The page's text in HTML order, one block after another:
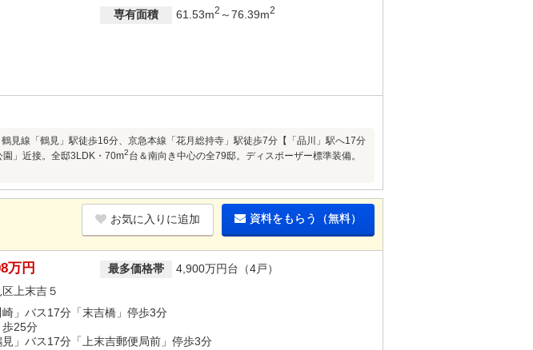
専有面積 61.53m2 ～76.39m2
見線「鶴見」駅徒歩16分、京急本線「花月総持寺」駅徒歩7分【「品川」駅へ17分
」近接。全邸3LDK・70m2台＆南向き中心の全79邸。ディスポーザー標準装備。
お気に入りに追加 資料をもらう（無料）
万円 最多価格帯
4,900万円台（4戸）
上末吉５
崎」バス17分「末吉橋」停歩3分
歩25分
見」バス17分「上末吉郵便局前」停歩3分